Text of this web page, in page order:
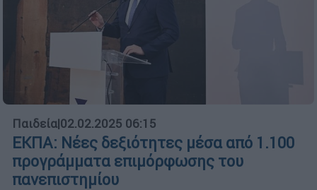
Παιδεία|02.02.2025 06:15
ΕΚΠΑ: Νέες δεξιότητες μέσα από 1.100
προγράμματα επιμόρφωσης του
πανεπιστημίου